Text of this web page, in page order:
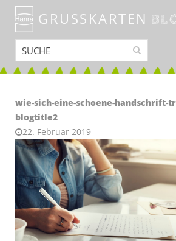
GRUSSKARTEN
wie-sich-eine-schoene-handschrift-
blogtitle2
22. Februar 2019